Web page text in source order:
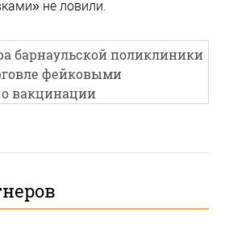
не ловили.
барнаульской поликлиники
фейковыми
вакцинации